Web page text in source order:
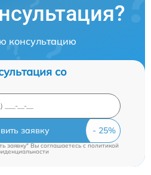
консультацию
со
заявку
заявку" Вы соглашаетесь cполитикой